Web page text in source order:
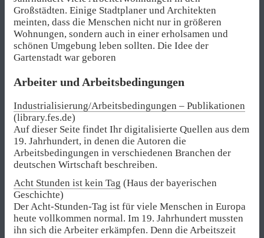
Großstädten. Einige Stadtplaner und Architekten
meinten, dass die Menschen nicht nur in größeren
Wohnungen, sondern auch in einer erholsamen und
schönen Umgebung leben sollten. Die Idee der
Gartenstadt war geboren
Arbeiter und Arbeitsbedingungen
Industrialisierung/Arbeitsbedingungen – Publikationen
(library.fes.de)
Auf dieser Seite findet Ihr digitalisierte Quellen aus dem
19. Jahrhundert, in denen die Autoren die
Arbeitsbedingungen in verschiedenen Branchen der
deutschen Wirtschaft beschreiben.
Acht Stunden ist kein Tag (Haus der bayerischen
Geschichte)
Der Acht-Stunden-Tag ist für viele Menschen in Europa
heute vollkommen normal. Im 19. Jahrhundert mussten
ihn sich die Arbeiter erkämpfen. Denn die Arbeitszeit